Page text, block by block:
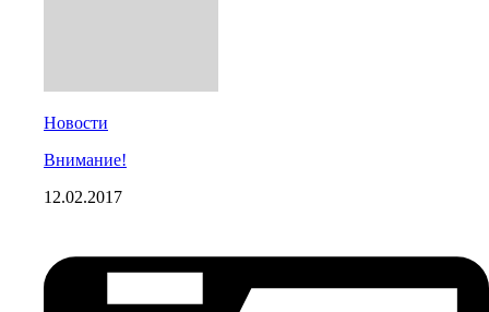
Новости
Внимание!
12.02.2017